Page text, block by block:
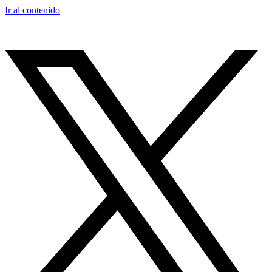
Ir al contenido